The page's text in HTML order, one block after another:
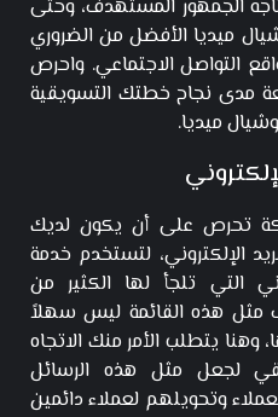
الجمهور المستهدف، وحتى
ميديا الأفضل من الضروري
التواصل الاجتماعي. واحرص
مدى نجاح خطتك التسويقية
ميديا.
تحرص على أن يكون لديك
الإلكتروني، لتستخدم خدمة
التي تلجأ لها الكثير من
مثل هذه القائمة ليس سهلاً
وهنا يتطلب الأمر منك الاتجاه
لجعل مثل هذه الرسائل
وتحويلهم لعملاء دائمين